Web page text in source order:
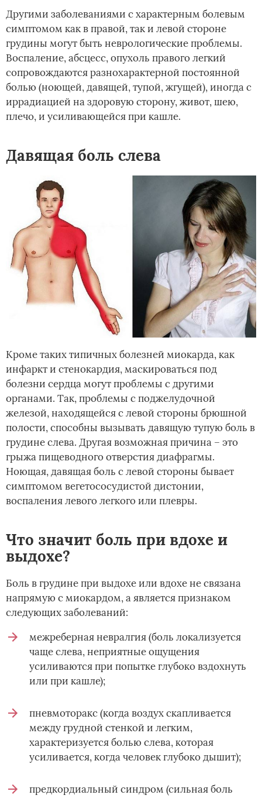
Другими заболеваниями с характерным болевым
симптомом как в правой, так и левой стороне
грудины могут быть неврологические проблемы.
Воспаление, абсцесс, опухоль правого легкий
сопровождаются разнохарактерной постоянной
болью (ноющей, давящей, тупой, жгущей), иногда с
иррадиацией на здоровую сторону, живот, шею,
плечо, и усиливающейся при кашле.
Давящая боль слева
Кроме таких типичных болезней миокарда, как
инфаркт и стенокардия, маскироваться под
болезни сердца могут проблемы с другими
органами. Так, проблемы с поджелудочной
железой, находящейся с левой стороны брюшной
полости, способны вызывать давящую тупую боль в
грудине слева. Другая возможная причина – это
грыжа пищеводного отверстия диафрагмы.
Ноющая, давящая боль с левой стороны бывает
симптомом вегетососудистой дистонии,
воспаления левого легкого или плевры.
Что значит боль при вдохе и
выдохе?
Боль в грудине при выдохе или вдохе не связана
напрямую с миокардом, а является признаком
следующих заболеваний:
межреберная невралгия (боль локализуется
чаще слева, неприятные ощущения
усиливаются при попытке глубоко вздохнуть
или при кашле);
пневмоторакс (когда воздух скапливается
между грудной стенкой и легким,
характеризуется болью слева, которая
усиливается, когда человек глубоко дышит);
предкордиальный синдром (сильная боль